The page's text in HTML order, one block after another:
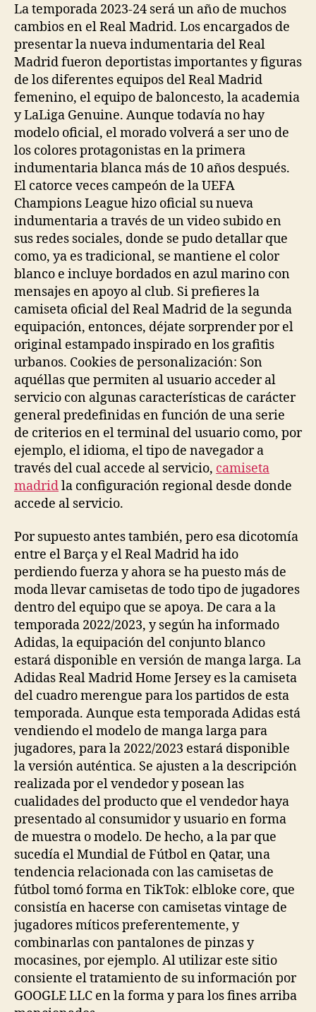
La temporada 2023-24 será un año de muchos
cambios en el Real Madrid. Los encargados de
presentar la nueva indumentaria del Real
Madrid fueron deportistas importantes y figuras
de los diferentes equipos del Real Madrid
femenino, el equipo de baloncesto, la academia
y LaLiga Genuine. Aunque todavía no hay
modelo oficial, el morado volverá a ser uno de
los colores protagonistas en la primera
indumentaria blanca más de 10 años después.
El catorce veces campeón de la UEFA
Champions League hizo oficial su nueva
indumentaria a través de un video subido en
sus redes sociales, donde se pudo detallar que
como, ya es tradicional, se mantiene el color
blanco e incluye bordados en azul marino con
mensajes en apoyo al club. Si prefieres la
camiseta oficial del Real Madrid de la segunda
equipación, entonces, déjate sorprender por el
original estampado inspirado en los grafitis
urbanos. Cookies de personalización: Son
aquéllas que permiten al usuario acceder al
servicio con algunas características de carácter
general predefinidas en función de una serie
de criterios en el terminal del usuario como, por
ejemplo, el idioma, el tipo de navegador a
través del cual accede al servicio, camiseta
madridla configuración regional desde donde
accede al servicio.
Por supuesto antes también, pero esa dicotomía
entre el Barça y el Real Madrid ha ido
perdiendo fuerza y ahora se ha puesto más de
moda llevar camisetas de todo tipo de jugadores
dentro del equipo que se apoya. De cara a la
temporada 2022/2023, y según ha informado
Adidas, la equipación del conjunto blanco
estará disponible en versión de manga larga. La
Adidas Real Madrid Home Jersey es la camiseta
del cuadro merengue para los partidos de esta
temporada. Aunque esta temporada Adidas está
vendiendo el modelo de manga larga para
jugadores, para la 2022/2023 estará disponible
la versión auténtica. Se ajusten a la descripción
realizada por el vendedor y posean las
cualidades del producto que el vendedor haya
presentado al consumidor y usuario en forma
de muestra o modelo. De hecho, a la par que
sucedía el Mundial de Fútbol en Qatar, una
tendencia relacionada con las camisetas de
fútbol tomó forma en TikTok: elbloke core, que
consistía en hacerse con camisetas vintage de
jugadores míticos preferentemente, y
combinarlas con pantalones de pinzas y
mocasines, por ejemplo. Al utilizar este sitio
consiente el tratamiento de su información por
GOOGLE LLC en la forma y para los fines arriba